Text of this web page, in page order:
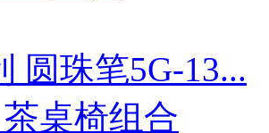
圆珠笔5G-13...